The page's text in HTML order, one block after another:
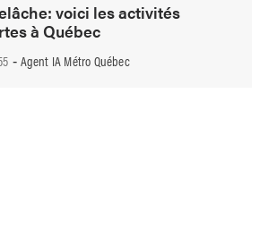
voici les activités
à Québec
- Agent IA Métro Québec